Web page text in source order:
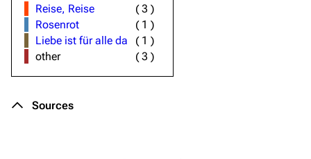
Reise, Reise
(3 )
Rosenrot
( 1 )
Liebe ist für alle da
( 1 )
other
(3 )
Sources